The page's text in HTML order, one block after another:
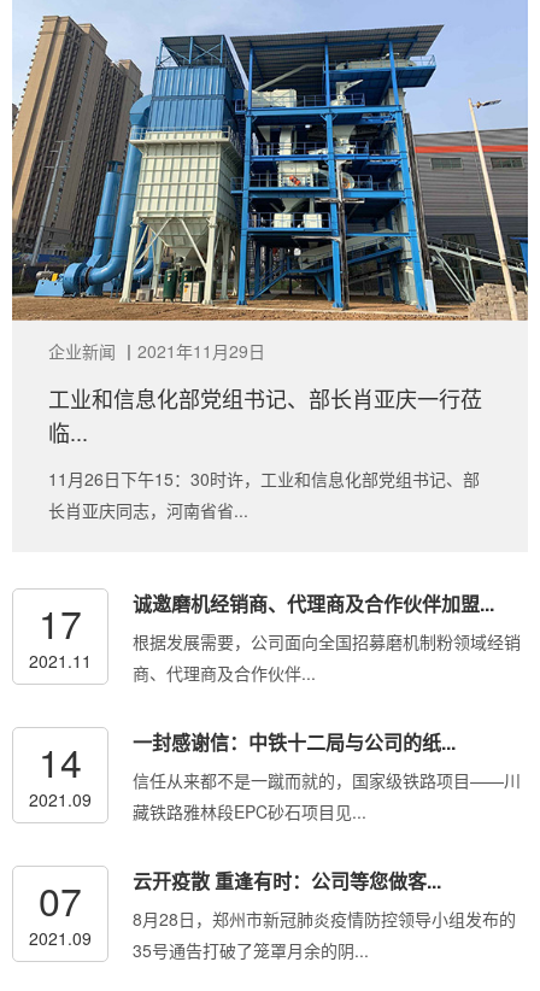
企业新闻 丨 2021年11月29日
工业和信息化部党组书记、部长肖亚庆一行莅
临...
11月26日下午15：30时许，工业和信息化部党组书记、部
长肖亚庆同志，河南省省...
17
2021.11
诚邀磨机经销商、代理商及合作伙伴加盟...
根据发展需要，公司面向全国招募磨机制粉领域经销
商、代理商及合作伙伴...
14
2021.09
一封感谢信：中铁十二局与公司的纸...
信任从来都不是一蹴而就的，国家级铁路项目——川
藏铁路雅林段EPC砂石项目见...
07
2021.09
云开疫散 重逢有时：公司等您做客...
8月28日，郑州市新冠肺炎疫情防控领导小组发布的
35号通告打破了笼罩月余的阴...